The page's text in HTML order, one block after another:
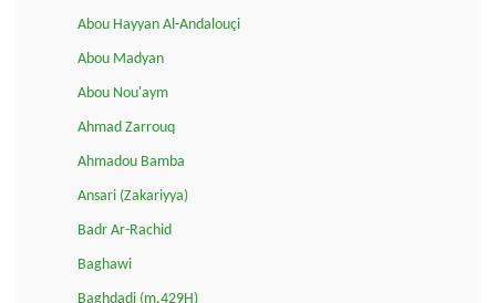
Abou Hayyan Al-Andalouçi
Abou Madyan
Abou Nou'aym
Ahmad Zarrouq
Ahmadou Bamba
Ansari (Zakariyya)
Badr Ar-Rachid
Baghawi
Baghdadi (m.429H)